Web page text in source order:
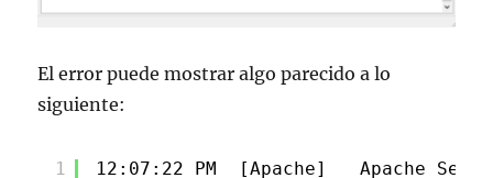
El error puede mostrar algo parecido a lo
siguiente:
1
12:07:22 PM  [Apache]   Apache